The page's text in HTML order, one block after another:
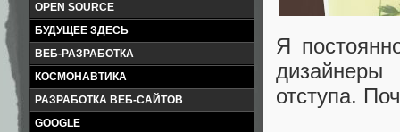
OPEN SOURCE
БУДУЩЕЕ ЗДЕСЬ
ВЕБ-РАЗРАБОТКА
КОСМОНАВТИКА
РАЗРАБОТКА ВЕБ-САЙТОВ
GOOGLE
Я
дизайнеры
отступа.